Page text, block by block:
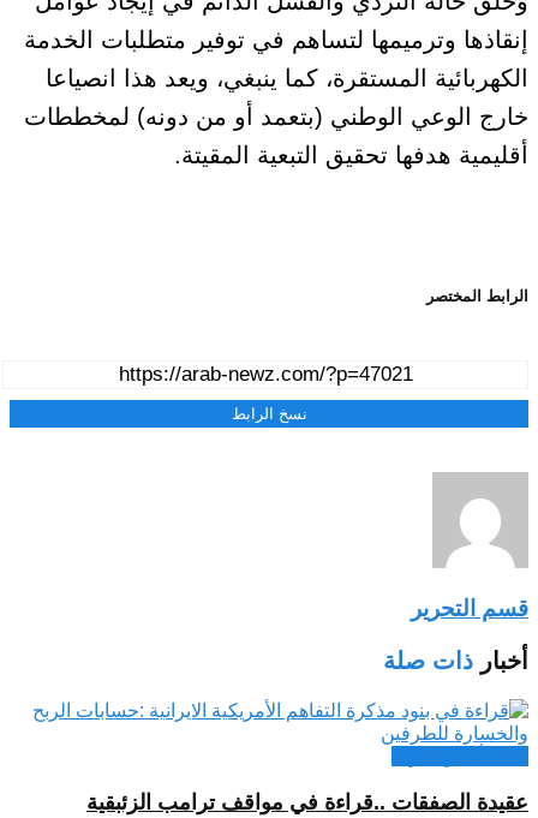
إنقاذها وترميمها لتساهم في توفير متطلبات الخدمة
الكهربائية المستقرة، كما ينبغي، ويعد هذا انصياعا
خارج الوعي الوطني (بتعمد أو من دونه) لمخططات
أقليمية هدفها تحقيق التبعية المقيتة.
الرابط المختصر
نسخ الرابط
قسم التحرير
أخبار ذات صلة
عقيدة الصفقات ..قراءة في مواقف ترامب الزئبقية